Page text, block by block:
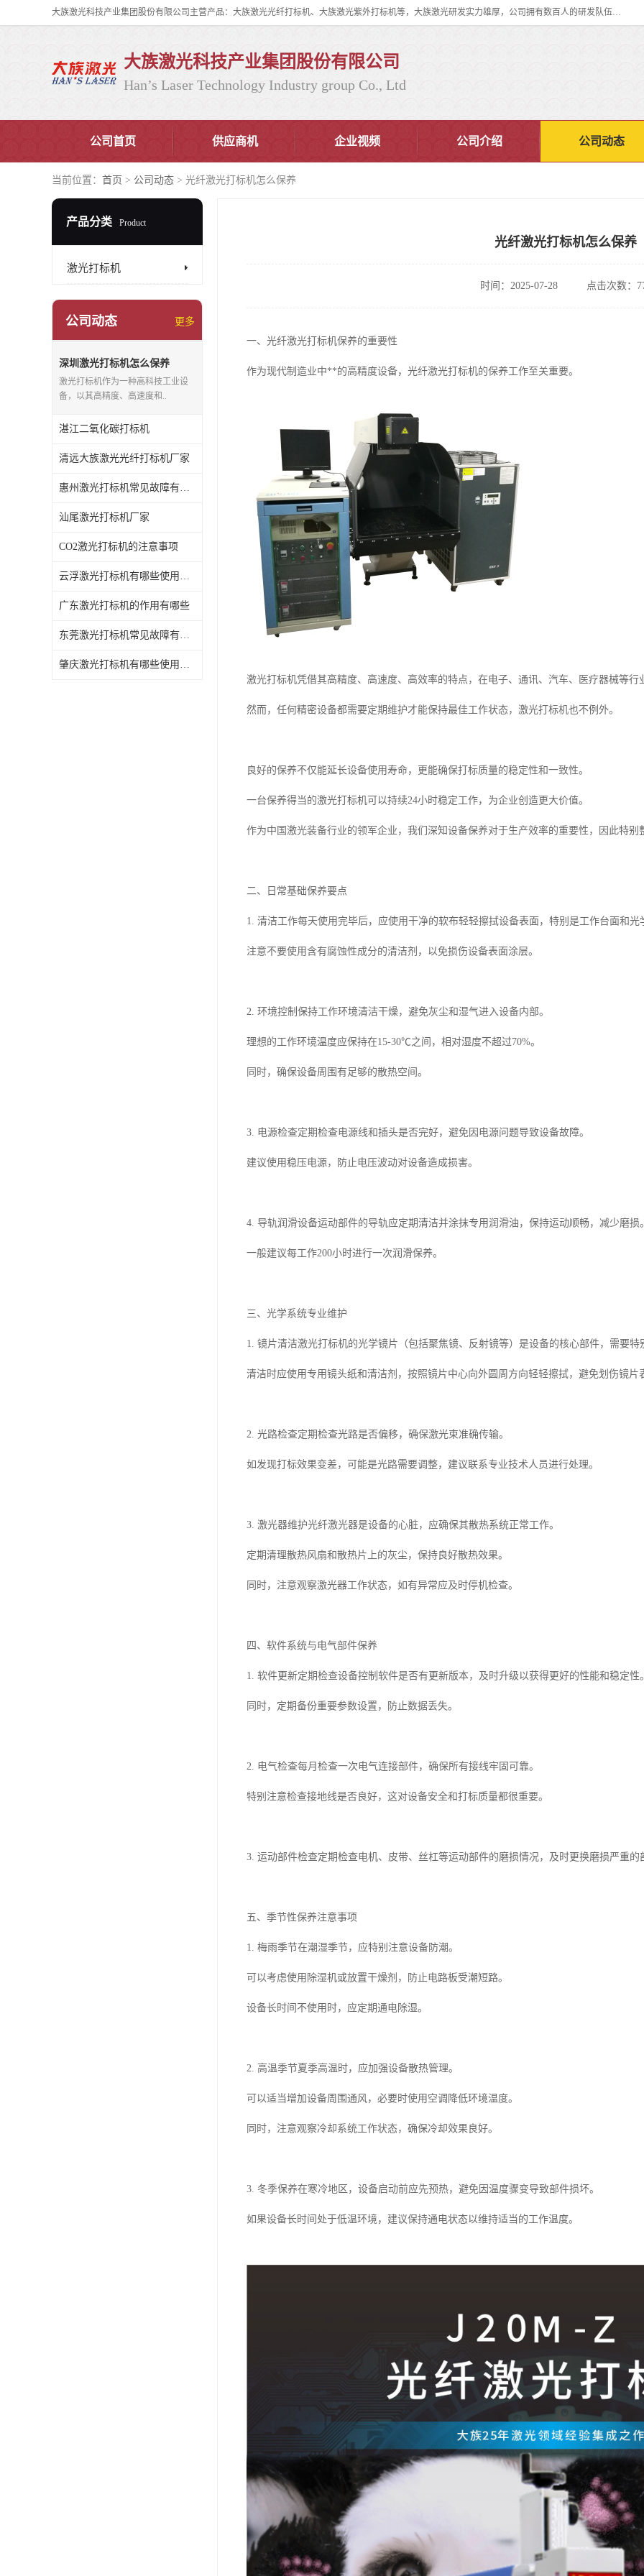
大族激光科技产业集团股份有限公司主营产品：大族激光光纤打标机、大族激光紫外打标机等，大族激光研发实力雄厚，公司拥有数百人的研发队伍，目前具有多项国际发明和国内、计算机软件着作权，多项核心技术处于国际成员之一水平，是世界上仅有的几家拥有"紫外激光"的公司之一。
大族激光科技产业集团股份有限公司
Han’s Laser Technology Industry group Co., Ltd
公司首页 供应商机 企业视频 公司介绍 公司动态
当前位置： 首页 > 公司动态 > 光纤激光打标机怎么保养
产品分类 Product
激光打标机
公司动态 更多
深圳激光打标机怎么保养
激光打标机作为一种高科技工业设
备，以其高精度、高速度和..
湛江二氧化碳打标机
清远大族激光光纤打标机厂家
惠州激光打标机常见故障有哪些
汕尾激光打标机厂家
CO2激光打标机的注意事项
云浮激光打标机有哪些使用特点
广东激光打标机的作用有哪些
东莞激光打标机常见故障有哪些
肇庆激光打标机有哪些使用特点
光纤激光打标机怎么保养
时间：2025-07-28 点击次数：
一、光纤激光打标机保养的重要性
作为现代制造业中**的高精度设备，光纤激光打标机的保养工作至关重要。
激光打标机凭借其高精度、高速度、高效率的特点，在电子、通讯、汽车、医疗器械等行
然而，任何精密设备都需要定期维护才能保持最佳工作状态，激光打标机也不例外。
良好的保养不仅能延长设备使用寿命，更能确保打标质量的稳定性和一致性。
一台保养得当的激光打标机可以持续24小时稳定工作，为企业创造更大价值。
作为中国激光装备行业的领军企业，我们深知设备保养对于生产效率的重要性，因此特
二、日常基础保养要点
1. 清洁工作每天使用完毕后，应使用干净的软布轻轻擦拭设备表面，特别是工作台面和光
注意不要使用含有腐蚀性成分的清洁剂，以免损伤设备表面涂层。
2. 环境控制保持工作环境清洁干燥，避免灰尘和湿气进入设备内部。
理想的工作环境温度应保持在15-30℃之间，相对湿度不超过70%。
同时，确保设备周围有足够的散热空间。
3. 电源检查定期检查电源线和插头是否完好，避免因电源问题导致设备故障。
建议使用稳压电源，防止电压波动对设备造成损害。
4. 导轨润滑设备运动部件的导轨应定期清洁并涂抹专用润滑油，保持运动顺畅，减少磨损
一般建议每工作200小时进行一次润滑保养。
三、光学系统专业维护
1. 镜片清洁激光打标机的光学镜片（包括聚焦镜、反射镜等）是设备的核心部件，需要特
清洁时应使用专用镜头纸和清洁剂，按照镜片中心向外圆周方向轻轻擦拭，避免划伤镜片
2. 光路检查定期检查光路是否偏移，确保激光束准确传输。
如发现打标效果变差，可能是光路需要调整，建议联系专业技术人员进行处理。
3. 激光器维护光纤激光器是设备的心脏，应确保其散热系统正常工作。
定期清理散热风扇和散热片上的灰尘，保持良好散热效果。
同时，注意观察激光器工作状态，如有异常应及时停机检查。
四、软件系统与电气部件保养
1. 软件更新定期检查设备控制软件是否有更新版本，及时升级以获得更好的性能和稳定性
同时，定期备份重要参数设置，防止数据丢失。
2. 电气检查每月检查一次电气连接部件，确保所有接线牢固可靠。
特别注意检查接地线是否良好，这对设备安全和打标质量都很重要。
3. 运动部件检查定期检查电机、皮带、丝杠等运动部件的磨损情况，及时更换磨损严重
五、季节性保养注意事项
1. 梅雨季节在潮湿季节，应特别注意设备防潮。
可以考虑使用除湿机或放置干燥剂，防止电路板受潮短路。
设备长时间不使用时，应定期通电除湿。
2. 高温季节夏季高温时，应加强设备散热管理。
可以适当增加设备周围通风，必要时使用空调降低环境温度。
同时，注意观察冷却系统工作状态，确保冷却效果良好。
3. 冬季保养在寒冷地区，设备启动前应先预热，避免因温度骤变导致部件损坏。
如果设备长时间处于低温环境，建议保持通电状态以维持适当的工作温度。